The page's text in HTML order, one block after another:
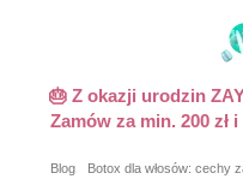
🎂 Z okazji urodzin
Zamów za min. 200 zł
Blog Botox dla włosów: cechy